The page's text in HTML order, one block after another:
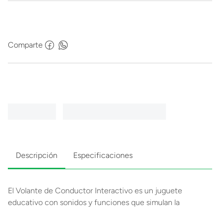
Comparte
Descripción Especificaciones
El Volante de Conductor Interactivo es un juguete
educativo con sonidos y funciones que simulan la